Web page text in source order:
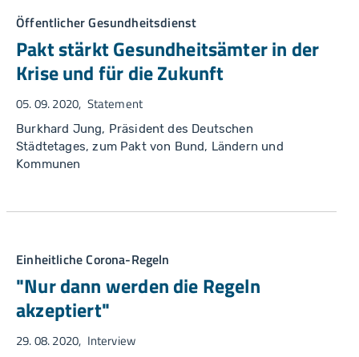
Öffentlicher Gesundheitsdienst
Pakt stärkt Gesundheitsämter in der
Krise und für die Zukunft
05. 09. 2020 Statement
Burkhard Jung, Präsident des Deutschen
Städtetages, zum Pakt von Bund, Ländern und
Kommunen
Einheitliche Corona-Regeln
"Nur dann werden die Regeln
akzeptiert"
29. 08. 2020 Interview